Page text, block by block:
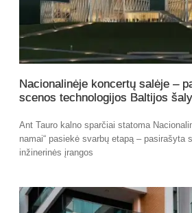
Nacionalinėje koncertų salėje –
scenos technologijos Baltijos
Ant Tauro kalno sparčiai statoma
namai“ pasiekė svarbų etapą – pasirašyta
inžinerinės įrangos